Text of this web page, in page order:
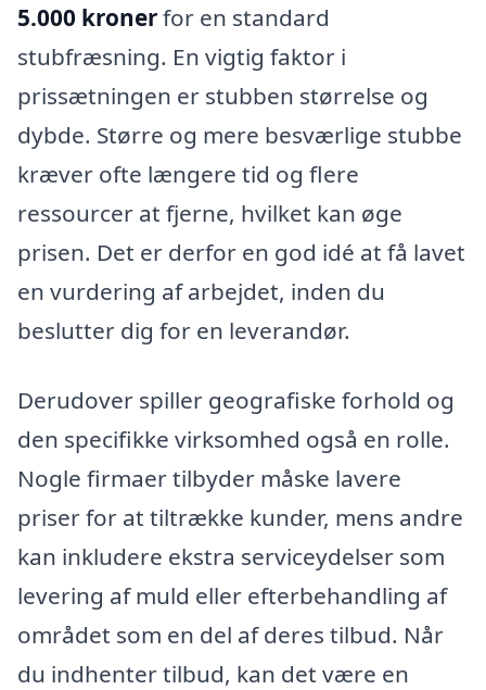
5.000 kronerfor en standard
stubfræsning. En vigtig faktor i
prissætningen er stubben størrelse og
dybde. Større og mere besværlige stubbe
kræver ofte længere tid og flere
ressourcer at fjerne, hvilket kan øge
prisen. Det er derfor en god idé at få lavet
en vurdering af arbejdet, inden du
beslutter dig for en leverandør.
Derudover spiller geografiske forhold og
den specifikke virksomhed også en rolle.
Nogle firmaer tilbyder måske lavere
priser for at tiltrække kunder, mens andre
kan inkludere ekstra serviceydelser som
levering af muld eller efterbehandling af
området som en del af deres tilbud. Når
du indhenter tilbud, kan det være en